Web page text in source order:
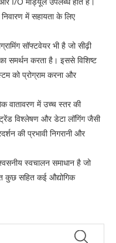
में सहायता के लिए
सॉफ्टवेयर भी है जो सीढ़ी
समर्थन करता है। इससे विशिष्ट
को प्रोग्राम करना और
वातावरण में उच्च स्तर की
विश्लेषण और डेटा लॉगिंग जैसी
की प्रभावी निगरानी और
स्वचालन समाधान है जो
कुछ सहित कई औद्योगिक